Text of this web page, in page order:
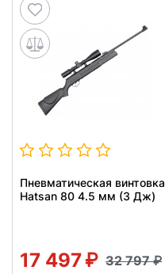
Пневматическая винтовка
Hatsan 80 4.5 мм (3 Дж)
17 497 32 797